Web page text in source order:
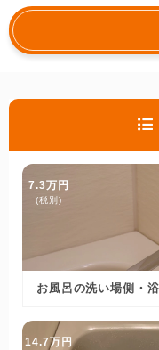
7.3万円
(税別)
お風呂の洗い場側・
14.7万円